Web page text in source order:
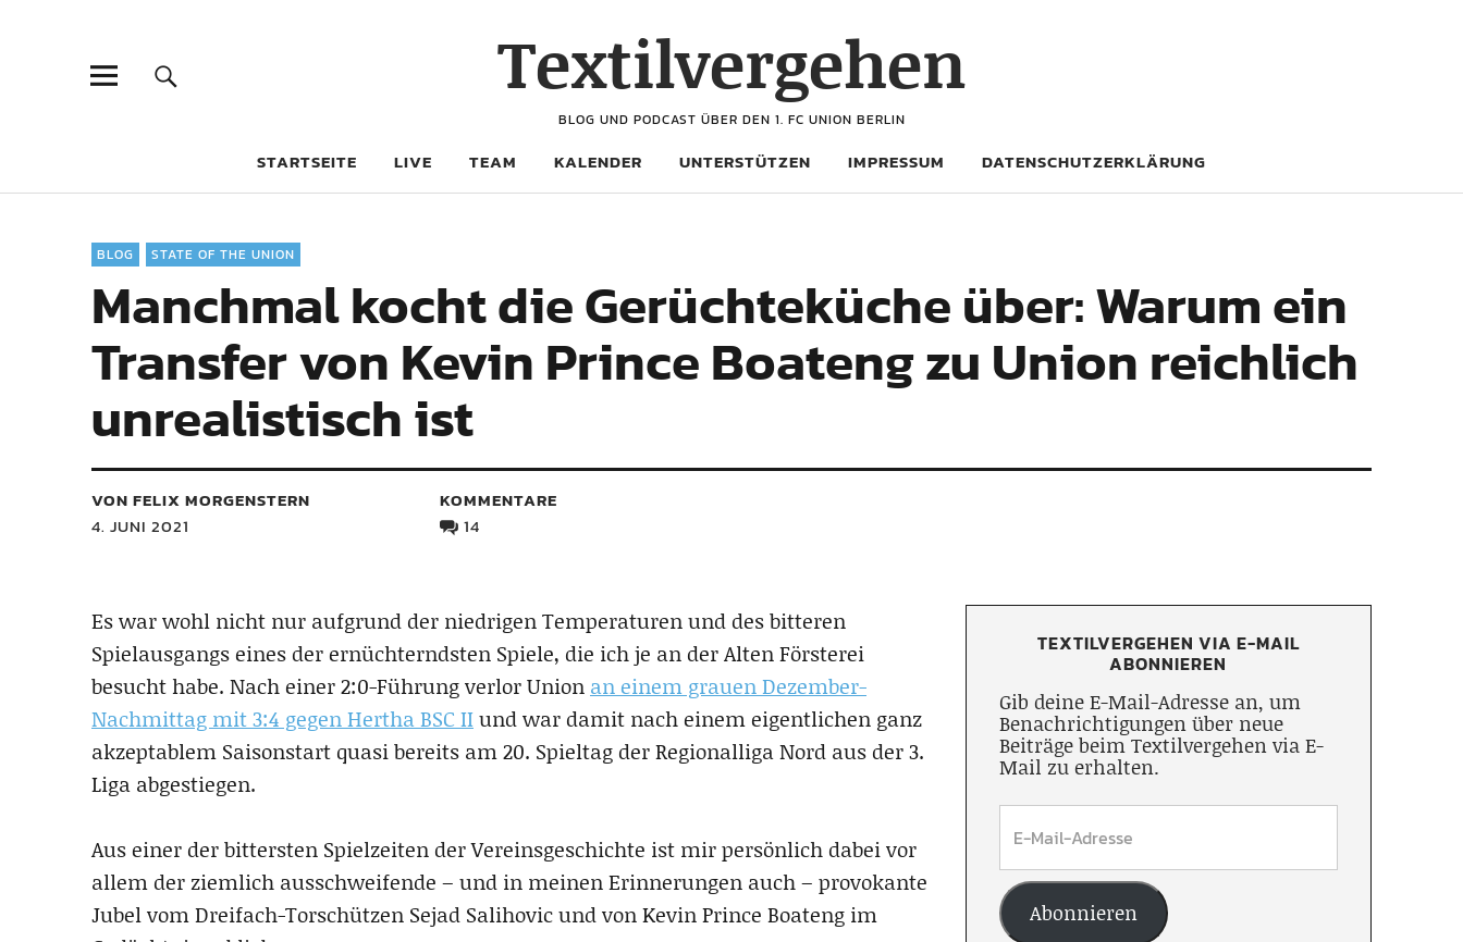
Textilvergehen
BLOG UND PODCAST ÜBER DEN 1. FC UNION BERLIN
STARTSEITE LIVE TEAM KALENDER UNTERSTÜTZEN IMPRESSUM DATENSCHUTZERKLÄRUNG
BLOG STATE OF THE UNION
Manchmal kocht die Gerüchteküche über: Warum ein
Transfer von Kevin Prince Boateng zu Union reichlich
unrealistisch ist
VON FELIX MORGENSTERN
4. JUNI 2021
KOMMENTARE
14
Es war wohl nicht nur aufgrund der niedrigen Temperaturen und des bitteren
Spielausgangs eines der ernüchterndsten Spiele, die ich je an der Alten Försterei
besucht habe. Nach einer 2:0-Führung verlor Union an einem grauen Dezember-
Nachmittag mit 3:4 gegen Hertha BSC IIund war damit nach einem eigentlichen ganz
akzeptablem Saisonstart quasi bereits am 20. Spieltag der Regionalliga Nord aus der 3.
Liga abgestiegen.
Aus einer der bittersten Spielzeiten der Vereinsgeschichte ist mir persönlich dabei vor
allem der ziemlich ausschweifende – und in meinen Erinnerungen auch – provokante
Jubel vom Dreifach-Torschützen Sejad Salihovic und von Kevin Prince Boateng im
TEXTILVERGEHEN VIA E-MAIL
ABONNIEREN
Gib deine E-Mail-Adresse an, um
Benachrichtigungen über neue
Beiträge beim Textilvergehen via E-
Mail zu erhalten.
Abonnieren